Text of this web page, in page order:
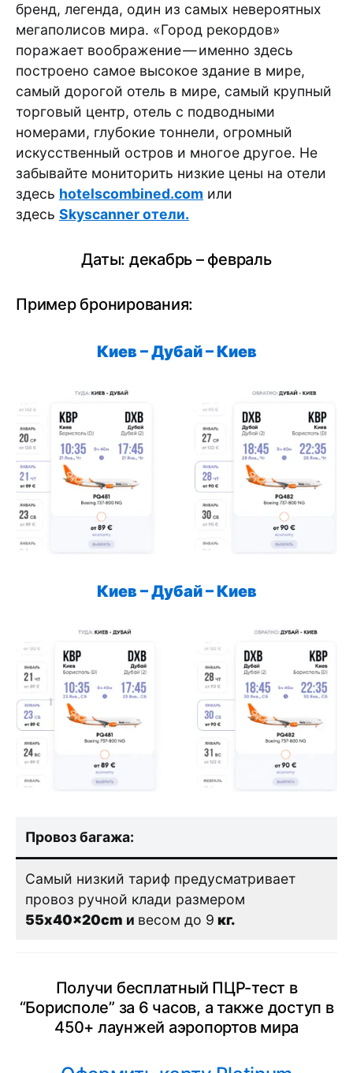
бренд, легенда, один из самых невероятных
мегаполисов мира. «Город рекордов»
поражает воображение — именно здесь
построено самое высокое здание в мире,
самый дорогой отель в мире, самый крупный
торговый центр, отель с подводными
номерами, глубокие тоннели, огромный
искусственный остров и многое другое. Не
забывайте мониторить низкие цены на отели
здесь hotelscombined.com или
здесь Skyscanner отели.
Даты: декабрь – февраль
Пример бронирования:
Киев – Дубай – Киев
Киев – Дубай – Киев
Провоз багажа:
Самый низкий тариф предусматривает
провоз ручной клади размером
55x40x20cm и весом до 9 кг.
Получи бесплатный ПЦР-тест в
“Борисполе” за 6 часов, а также доступ в
450+ лаунжей аэропортов мира